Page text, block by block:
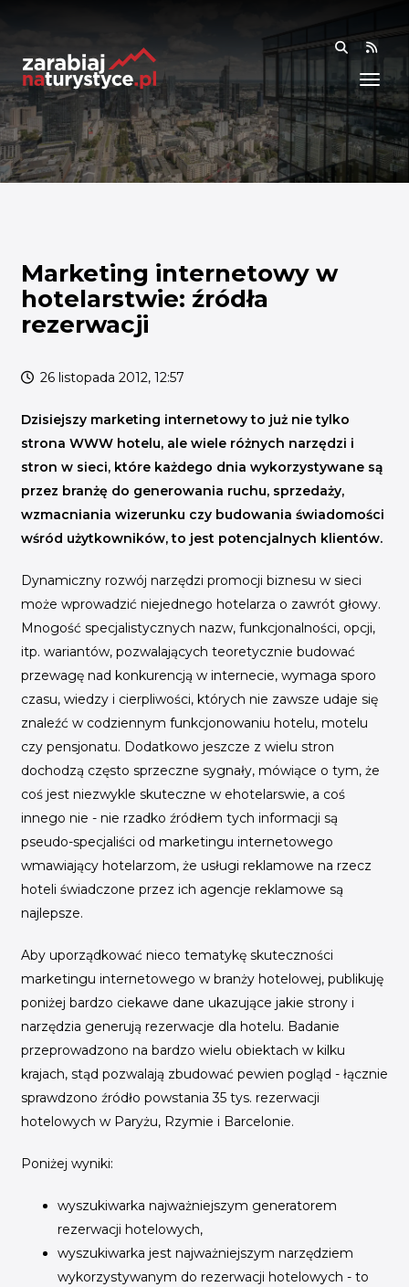
RSS
WIEDZA
ANALIZY I RAPORTY
BADANIA I DANE
AKADEMIA
FINANSE I WSPARCIE
INICJATYWY BRANŻOWE
WYDARZENIA
KONFERENCJE I EVENTY
KONKURSY I NABORY
HISTORIA SUKCESU
CASE STUDIES
KAMPANIA Z WYNIKAMI
Marketing internetowy w
hotelarstwie: źródła
rezerwacji
26 listopada 2012, 12:57
Dzisiejszy marketing internetowy to już nie tylko
strona WWW hotelu, ale wiele różnych narzędzi i
stron w sieci, które każdego dnia wykorzystywane są
przez branżę do generowania ruchu, sprzedaży,
wzmacniania wizerunku czy budowania świadomości
wśród użytkowników, to jest potencjalnych klientów.
Dynamiczny rozwój narzędzi promocji biznesu w sieci
może wprowadzić niejednego hotelarza o zawrót głowy.
Mnogość specjalistycznych nazw, funkcjonalności, opcji,
itp. wariantów, pozwalających teoretycznie budować
przewagę nad konkurencją w internecie, wymaga sporo
czasu, wiedzy i cierpliwości, których nie zawsze udaje się
znaleźć w codziennym funkcjonowaniu hotelu, motelu
czy pensjonatu. Dodatkowo jeszcze z wielu stron
dochodzą często sprzeczne sygnały, mówiące o tym, że
coś jest niezwykle skuteczne w ehotelarswie, a coś
innego nie - nie rzadko źródłem tych informacji są
pseudo-specjaliści od marketingu internetowego
wmawiający hotelarzom, że usługi reklamowe na rzecz
hoteli świadczone przez ich agencje reklamowe są
najlepsze.
Aby uporządkować nieco tematykę skuteczności
marketingu internetowego w branży hotelowej, publikuję
poniżej bardzo ciekawe dane ukazujące jakie strony i
narzędzia generują rezerwacje dla hotelu. Badanie
przeprowadzono na bardzo wielu obiektach w kilku
krajach, stąd pozwalają zbudować pewien pogląd - łącznie
sprawdzono źródło powstania 35 tys. rezerwacji
hotelowych w Paryżu, Rzymie i Barcelonie.
Poniżej wyniki:
wyszukiwarka najważniejszym generatorem
rezerwacji hotelowych,
wyszukiwarka jest najważniejszym narzędziem
wykorzystywanym do rezerwacji hotelowych - to